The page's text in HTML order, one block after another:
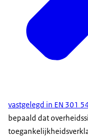
vastgelegd in EN 301
bepaald dat